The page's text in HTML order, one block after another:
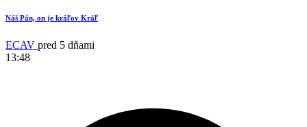
18
Náš Pán, on je kráľov Kráľ
ECAV pred 5 dňami
13:48